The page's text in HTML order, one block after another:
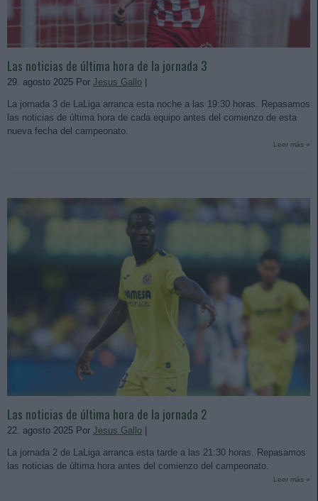
Las noticias de última hora de la jornada 3
29. agosto 2025 Por Jesus Gallo
La jornada 3 de LaLiga arranca esta noche a las 19:30 horas. Repasamos
las noticias de última hora de cada equipo antes del comienzo de esta
nueva fecha del campeonato.
Leer más »
Las noticias de última hora de la jornada 2
22. agosto 2025 Por Jesus Gallo
La jornada 2 de LaLiga arranca esta tarde a las 21:30 horas. Repasamos
las noticias de última hora antes del comienzo del campeonato.
Leer más »